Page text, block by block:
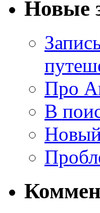
Новые
Про
В
Новый